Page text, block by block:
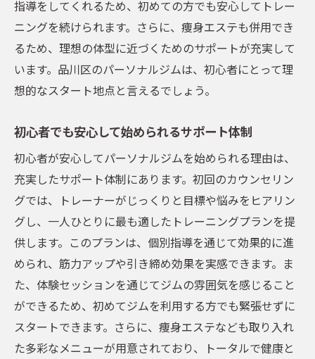
パーソナルジムで得られる特別な指導とサ
トレーニング結果を最大化するためのアプ
ローチ
の改善
継続的なサポートで理想の体型を実現
初心者に最適！品川区のパーソナルジムで始め
る健康的なダイエット
初心者がダイエットを成功させるためのポ
イント
パーソナルジムが提供する初心者向けプロ
グラム
体重管理と健康維持のための効果的な方法
パーソナルジムで学ぶ正しい運動習慣
指導をしてくれるため、初めての方でも安心してトレー
ニングを続けられます。さらに、痩身エステも併用でき
るため、理想の体型に近づくためのサポートが充実して
います。品川区のパーソナルジムは、初心者にとって理
想的なスタート地点と言えるでしょう。
初心者でも安心して始められるサポート体制
初心者が安心してパーソナルジムを始められる理由は、
充実したサポート体制にあります。初回のカウンセリン
グでは、トレーナーがじっくりと目標や悩みをヒアリン
グし、一人ひとりに最も適したトレーニングプランを提
供します。このプランは、個別指導を通じて効果的に進
められ、筋力アップや引き締め効果を実感できます。ま
た、体験セッションを通じてジムの雰囲気を感じること
ができるため、初めてジムを利用する方でも緊張せずに
スタートできます。さらに、痩身エステなども取り入れ
た多彩なメニューが用意されており、トータルで健康と